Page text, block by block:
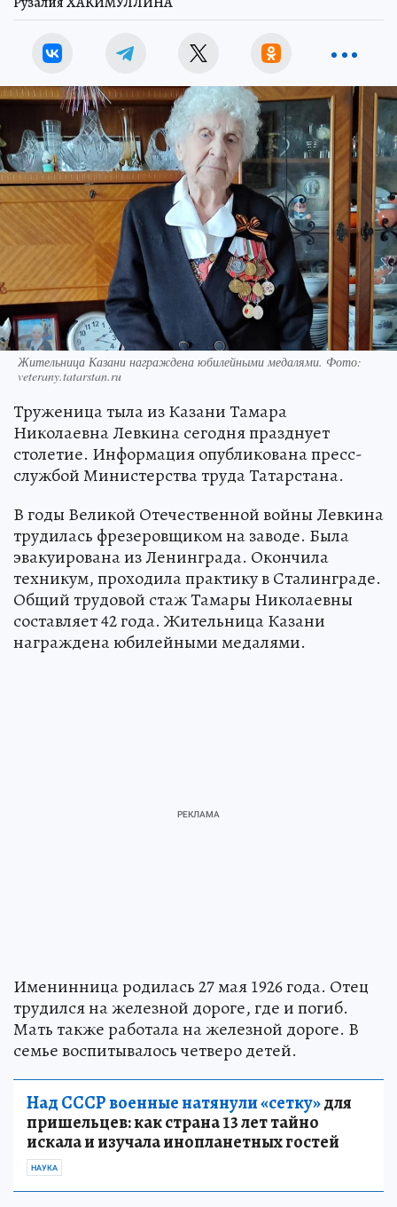
Жительница Казани награждена юбилейными медалями. Фото:
veterany.tatarstan.ru
Труженица тыла из Казани Тамара
Николаевна Левкина сегодня празднует
столетие. Информация опубликована пресс-
службой Министерства труда Татарстана.
В годы Великой Отечественной войны Левкина
трудилась фрезеровщиком на заводе. Была
эвакуирована из Ленинграда. Окончила
техникум, проходила практику в Сталинграде.
Общий трудовой стаж Тамары Николаевны
составляет 42 года. Жительница Казани
награждена юбилейными медалями.
Именинница родилась 27 мая 1926 года. Отец
трудился на железной дороге, где и погиб.
Мать также работала на железной дороге. В
семье воспитывалось четверо детей.
Над СССР военные натянули «сетку»для
пришельцев: как страна 13 лет тайно
искала и изучала инопланетных гостей
НАУКА